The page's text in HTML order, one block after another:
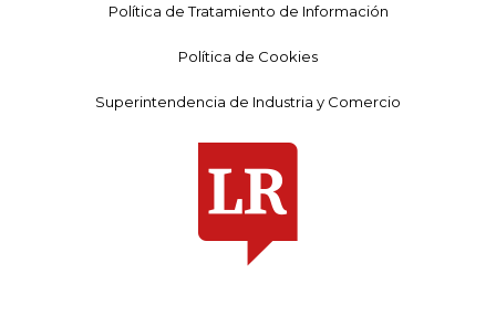
Política de Tratamiento de Información
Política de Cookies
Superintendencia de Industria y Comercio